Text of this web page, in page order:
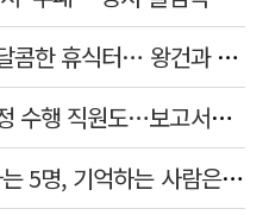
[두나의 두발 산책] 도주 중 달콤한 휴식터… 왕건과 지명 산책
노태악 출장에 부인 별도 일정 수행 직원도…보고서엔 '공식일정 참석'
[데이터로 보는 세상] 생존자는 5명, 기억하는 사람은 늘었다